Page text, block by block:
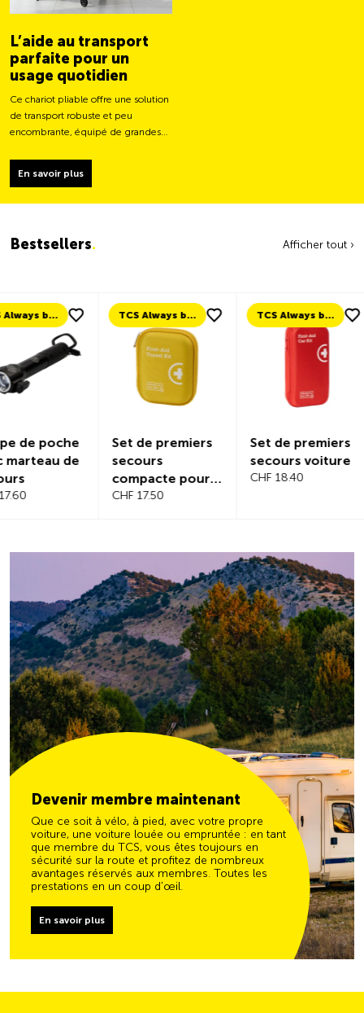
L’aide au transport
parfaite pour un
usage quotidien
Ce chariot pliable offre une solution
de transport robuste et peu
encombrante, équipé de grandes
En savoir plus
Bestsellers. Afficher tout ›
Set de premiers
secours
compacte pour
voyage
CHF 17.50
Set de premiers
secours voiture
CHF 18.40
pare-
Devenir membre maintenant
Que ce soit à vélo, à pied, avec votre propre
voiture, une voiture louée ou empruntée : en tant
que membre du TCS, vous êtes toujours en
sécurité sur la route et profitez de nombreux
avantages réservés aux membres. Toutes les
prestations en un coup d'œil.
En savoir plus